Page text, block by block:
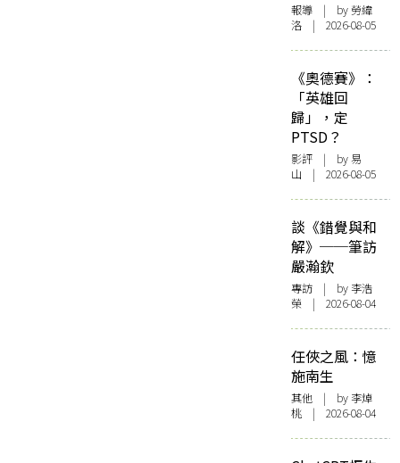
報導 | by 勞緯
洛 | 2026-08-05
《奧德賽》：
「英雄回
歸」，定
PTSD？
影評 | by 易
山 | 2026-08-05
談《錯覺與和
解》──筆訪
嚴瀚欽
專訪 | by 李浩
榮 | 2026-08-04
任俠之風：憶
施南生
其他 | by 李焯
桃 | 2026-08-04